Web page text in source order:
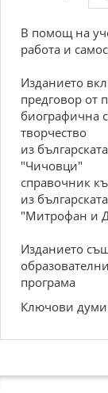
В помощ на
работа и
Изданието
предговор от
биографична
творчество
из
"Чичовци"
справочник
из
"Митрофан и
Изданието
програма
Ключови